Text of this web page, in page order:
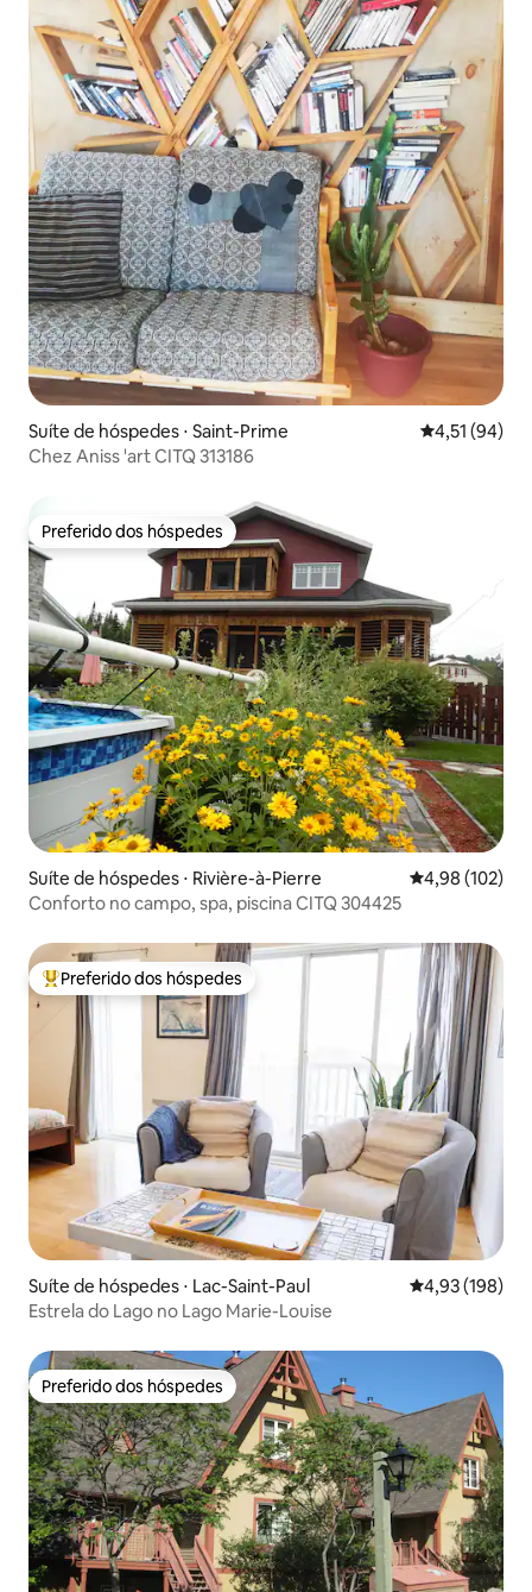
Suíte de hóspedes ⋅ Saint-Prime 4,51 de uma
4,51 (94)
Chez Aniss 'art CITQ 313186
Preferido dos hóspedes
Preferido dos hóspedes
Suíte de hóspedes ⋅ Rivière-à-Pierre 4,98 de uma
4,98 (102)
Conforto no campo, spa, piscina CITQ 304425
Entre os melhores preferidos dos hóspedes
Preferido dos hóspedes
Suíte de hóspedes ⋅ Lac-Saint-Paul 4,93 de uma
4,93 (198)
Estrela do Lago no Lago Marie-Louise
Preferido dos hóspedes
Preferido dos hóspedes